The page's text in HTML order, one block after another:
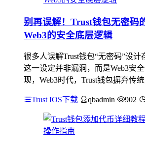
别再误解！Trust钱包无密码
Web3的安全底层逻辑
很多人误解Trust钱包“无密码”设计
这一设定并非漏洞，而是Web3安
现，Web3时代，Trust钱包摒弃传
Trust IOS下载 qbadmin 902